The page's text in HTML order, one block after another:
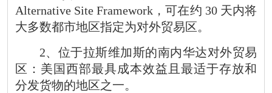
Alternative Site Framework ，可在约 30 天内将
大多数都市地区指定为对外贸易区。
2、位于拉斯维加斯的南内华达对外贸易
区 ： 美国西部最具成本效益且最适于存放和
分发货物的地区之一。